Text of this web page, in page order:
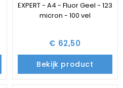
EXPERT - A4 - Fluor Geel - 123
micron - 100 vel
€ 62,50
Bekijk product